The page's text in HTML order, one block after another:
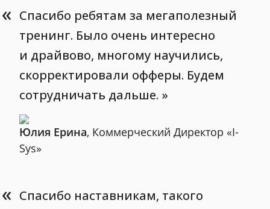
« Спасибо ребятам за мегаполезный
тренинг. Было очень интересно
и драйвово, многому научились,
скорректировали офферы. Будем
сотрудничать дальше.
Юлия Ерина, Коммерческий Директор «I-
Sys»
« Спасибо наставникам, такого